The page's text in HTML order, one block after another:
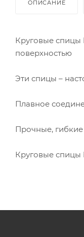
ОПИСАНИЕ
Круговые спицы
поверхностью
Эти спицы –
Плавное
Прочные, гибкие
Круговые спицы